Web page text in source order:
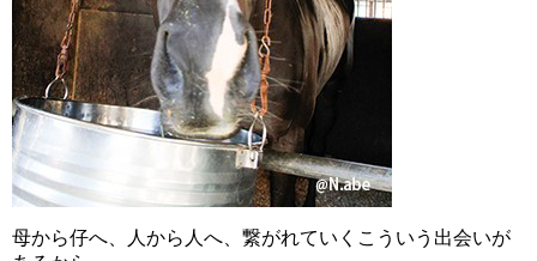
母から仔へ、人から人へ、繋がれていくこういう出会いが